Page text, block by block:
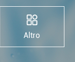
Altro